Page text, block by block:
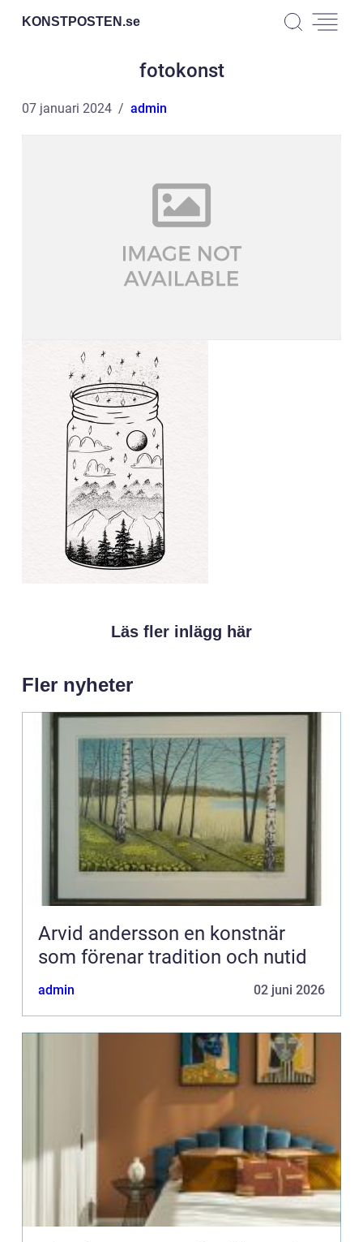
KONSTPOSTEN.se
fotokonst
07 januari 2024 admin
Läs fler inlägg här
Fler nyheter
Arvid andersson en konstnär
som förenar tradition och nutid
admin 02 juni 2026